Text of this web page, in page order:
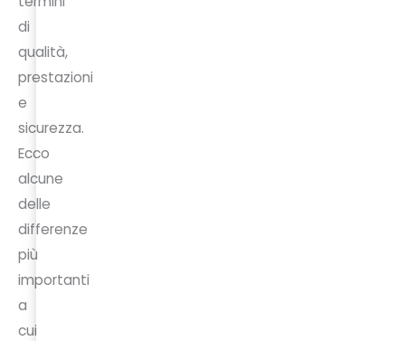
di
qualità,
prestazioni
e
sicurezza.
Ecco
alcune
delle
differenze
più
importanti
a
cui